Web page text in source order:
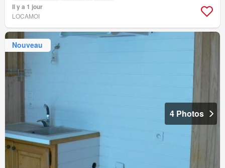
Il y a 1 jour
LOCAMOI
Nouveau
4 Photos